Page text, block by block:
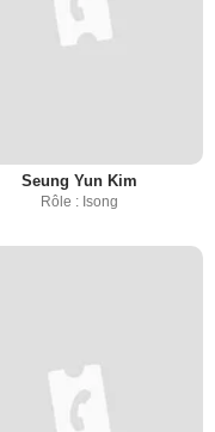
Seung Yun Kim
Rôle : Isong